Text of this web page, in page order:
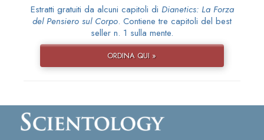
Estratti gratuiti da alcuni capitoli di Dianetics: La Forza
del Pensiero sul Corpo. Contiene tre capitoli del best
seller n. 1 sulla mente.
ORDINA QUI »